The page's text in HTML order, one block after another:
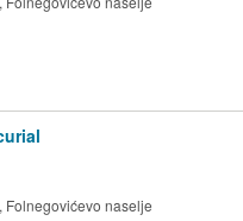
Folnegovićevo naselje